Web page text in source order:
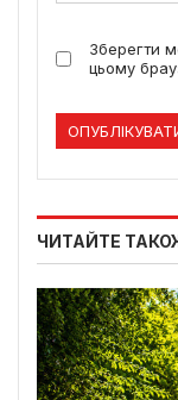
Зберегти
цьому
ЧИТАЙТЕ